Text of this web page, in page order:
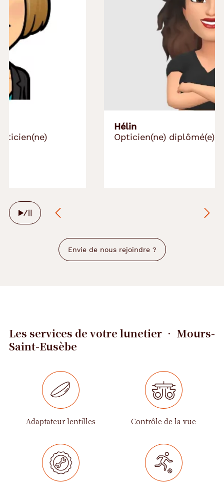
Opticien(ne) diplômé(e)
Arrêter
le
défilement
automatique
Envie de nous rejoindre ?
Les services de votre lunetier • Mours-
Saint-Eusèbe
Adaptateur lentilles Contrôle de la vue